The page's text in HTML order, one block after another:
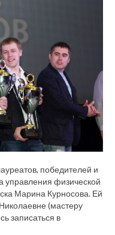
победителей и
управления физической
Марина Курносова. Ей
(мастеру
записаться в